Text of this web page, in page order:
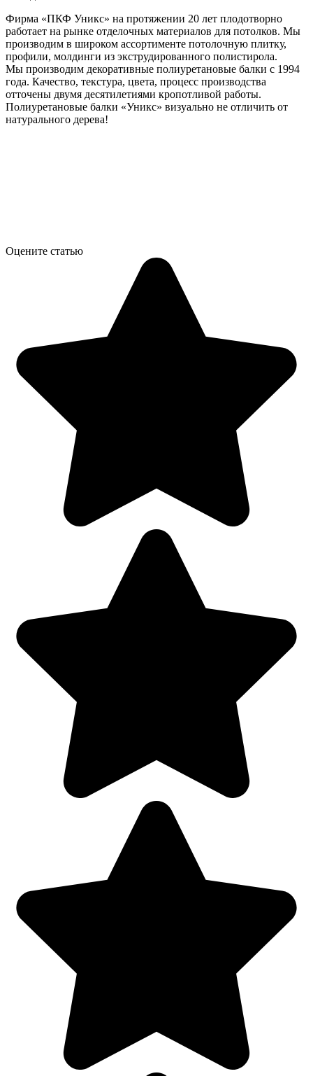
Фирма «ПКФ Уникс» на протяжении 20 лет плодотворно
работает на рынке отделочных материалов для потолков. Мы
производим в широком ассортименте потолочную плитку,
профили, молдинги из экструдированного полистирола.
Мы производим декоративные полиуретановые балки с 1994
года. Качество, текстура, цвета, процесс производства
отточены двумя десятилетиями кропотливой работы.
Полиуретановые балки «Уникс» визуально не отличить от
натурального дерева!
Оцените статью